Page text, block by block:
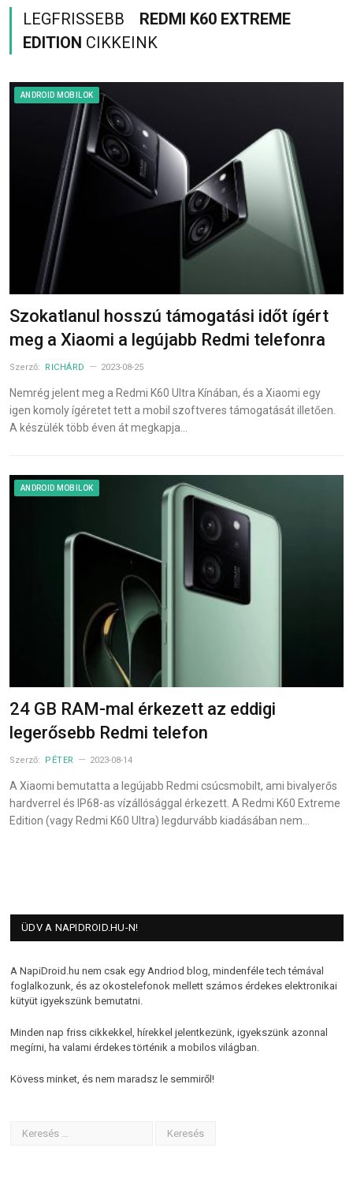
LEGFRISSEBB
REDMI K60 EXTREME
EDITION CIKKEINK
ANDROID MOBILOK
Szokatlanul hosszú támogatási időt ígért
meg a Xiaomi a legújabb Redmi telefonra
Szerző: RICHÁRD 2023-08-25
Nemrég jelent meg a Redmi K60 Ultra Kínában, és a Xiaomi egy
igen komoly ígéretet tett a mobil szoftveres támogatását illetően.
A készülék több éven át megkapja…
ANDROID MOBILOK
24 GB RAM-mal érkezett az eddigi
legerősebb Redmi telefon
Szerző: PÉTER 2023-08-14
A Xiaomi bemutatta a legújabb Redmi csúcsmobilt, ami bivalyerős
hardverrel és IP68-as vízállósággal érkezett. A Redmi K60 Extreme
Edition (vagy Redmi K60 Ultra) legdurvább kiadásában nem…
ÜDV A NAPIDROID.HU-N!
A NapiDroid.hu nem csak egy Andriod blog, mindenféle tech témával
foglalkozunk, és az okostelefonok mellett számos érdekes elektronikai
kütyüt igyekszünk bemutatni.
Minden nap friss cikkekkel, hírekkel jelentkezünk, igyekszünk azonnal
megírni, ha valami érdekes történik a mobilos világban.
Kövess minket, és nem maradsz le semmiről!